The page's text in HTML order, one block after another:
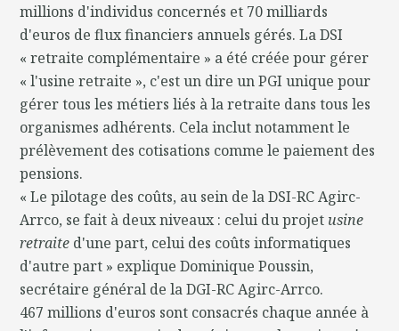
millions d'individus concernés et 70 milliards
d'euros de flux financiers annuels gérés. La DSI
« retraite complémentaire » a été créée pour gérer
« l'usine retraite », c'est un dire un PGI unique pour
gérer tous les métiers liés à la retraite dans tous les
organismes adhérents. Cela inclut notamment le
prélèvement des cotisations comme le paiement des
pensions.
« Le pilotage des coûts, au sein de la DSI-RC Agirc-
Arrco, se fait à deux niveaux : celui du projet usine
retraite d'une part, celui des coûts informatiques
d'autre part » explique Dominique Poussin,
secrétaire général de la DGI-RC Agirc-Arrco.
467 millions d'euros sont consacrés chaque année à